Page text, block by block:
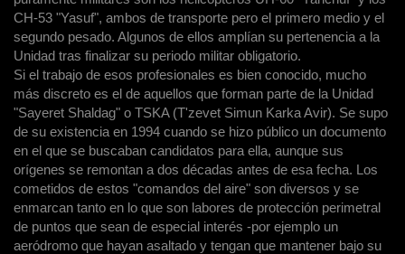
CH-53 "Yasuf", ambos de transporte pero el primero medio y el
segundo pesado. Algunos de ellos amplían su pertenencia a la
Unidad tras finalizar su periodo militar obligatorio.
Si el trabajo de esos profesionales es bien conocido, mucho
más discreto es el de aquellos que forman parte de la Unidad
"Sayeret Shaldag" o TSKA (T'zevet Simun Karka Avir). Se supo
de su existencia en 1994 cuando se hizo público un documento
en el que se buscaban candidatos para ella, aunque sus
orígenes se remontan a dos décadas antes de esa fecha. Los
cometidos de estos "comandos del aire" son diversos y se
enmarcan tanto en lo que son labores de protección perimetral
de puntos que sean de especial interés -por ejemplo un
aeródromo que hayan asaltado y tengan que mantener bajo su